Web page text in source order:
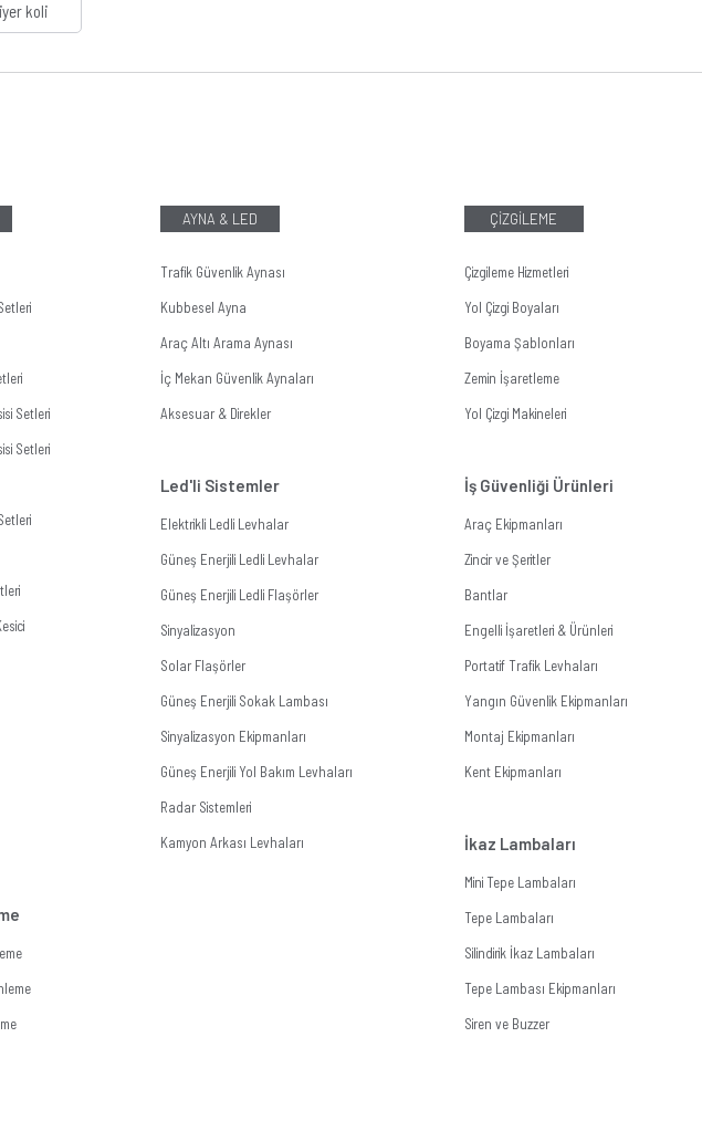
koli
Setleri
Setleri
AYNA & LED
Trafik Güvenlik Aynası
Kubbesel Ayna
Araç Altı Arama Aynası
İç Mekan Güvenlik Aynaları
Aksesuar & Direkler
Led'li Sistemler
Elektrikli Ledli Levhalar
Güneş Enerjili Ledli Levhalar
Güneş Enerjili Ledli Flaşörler
Sinyalizasyon
Solar Flaşörler
Güneş Enerjili Sokak Lambası
Sinyalizasyon Ekipmanları
Güneş Enerjili Yol Bakım Levhaları
Radar Sistemleri
Kamyon Arkası Levhaları
ÇİZGİLEME
Çizgileme Hizmetleri
Yol Çizgi Boyaları
Boyama Şablonları
Zemin İşaretleme
Yol Çizgi Makineleri
İş Güvenliği Ürünleri
Araç Ekipmanları
Zincir ve Şeritler
Bantlar
Engelli İşaretleri & Ürünleri
Portatif Trafik Levhaları
Yangın Güvenlik Ekipmanları
Montaj Ekipmanları
Kent Ekipmanları
İkaz Lambaları
Mini Tepe Lambaları
Tepe Lambaları
Silindirik İkaz Lambaları
Tepe Lambası Ekipmanları
Siren ve Buzzer